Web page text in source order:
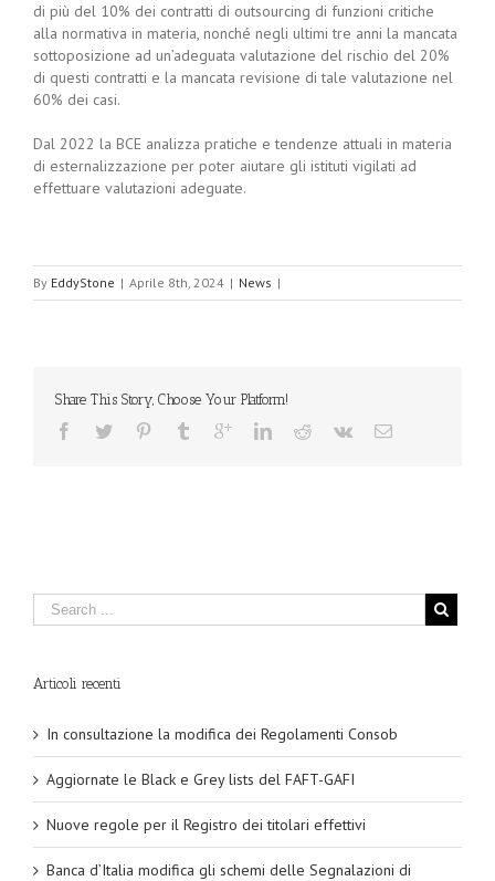
di più del 10% dei contratti di outsourcing di funzioni critiche
alla normativa in materia, nonché negli ultimi tre anni la mancata
sottoposizione ad un’adeguata valutazione del rischio del 20%
di questi contratti e la mancata revisione di tale valutazione nel
60% dei casi.
Dal 2022 la BCE analizza pratiche e tendenze attuali in materia
di esternalizzazione per poter aiutare gli istituti vigilati ad
effettuare valutazioni adeguate.
By EddyStone | Aprile 8th, 2024 | News |
Share This Story, Choose Your Platform!
Articoli recenti
In consultazione la modifica dei Regolamenti Consob
Aggiornate le Black e Grey lists del FAFT-GAFI
Nuove regole per il Registro dei titolari effettivi
Banca d’Italia modifica gli schemi delle Segnalazioni di